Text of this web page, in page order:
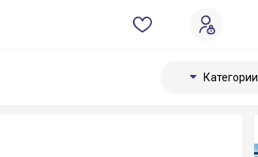
Категории